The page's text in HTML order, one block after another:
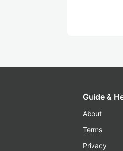
Guide &
About
Terms
Privacy